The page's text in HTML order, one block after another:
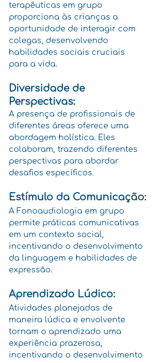
terapêuticas em grupo
proporciona às crianças a
oportunidade de interagir com
colegas, desenvolvendo
habilidades sociais cruciais
para a vida.
Diversidade de
Perspectivas:
A presença de profissionais de
diferentes áreas oferece uma
abordagem holística. Eles
colaboram, trazendo diferentes
perspectivas para abordar
desafios específicos.
Estímulo da Comunicação:
A Fonoaudiologia em grupo
permite práticas comunicativas
em um contexto social,
incentivando o desenvolvimento
da linguagem e habilidades de
expressão.
Aprendizado Lúdico:
Atividades planejadas de
maneira lúdica e envolvente
tornam o aprendizado uma
experiência prazerosa,
incentivando o desenvolvimento